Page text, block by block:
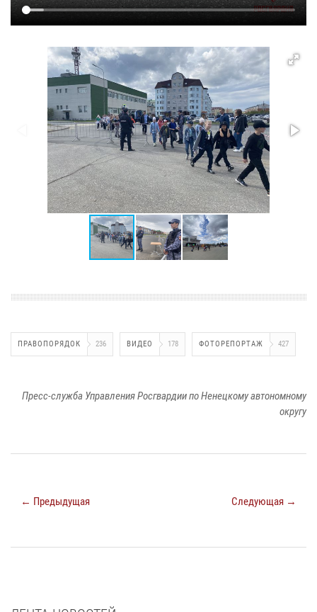
ПРАВОПОРЯДОК 236 ВИДЕО 178 ФОТОРЕПОРТАЖ 427
Пресс-служба Управления Росгвардии по Ненецкому автономному
округу
← Предыдущая Следующая →